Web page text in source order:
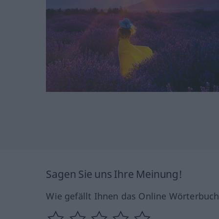
Sagen Sie uns Ihre Meinung!
Wie gefällt Ihnen das Online